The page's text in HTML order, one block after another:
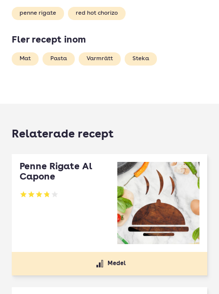
penne rigate red hot chorizo
Fler recept inom
Mat Pasta Varmrätt Steka
Relaterade recept
Penne Rigate Al
Capone
Betyg: 3.83 av 5
Medel